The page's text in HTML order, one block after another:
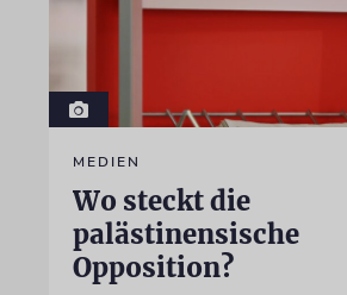
MEDIEN
Wo steckt die
palästinensische
Opposition?